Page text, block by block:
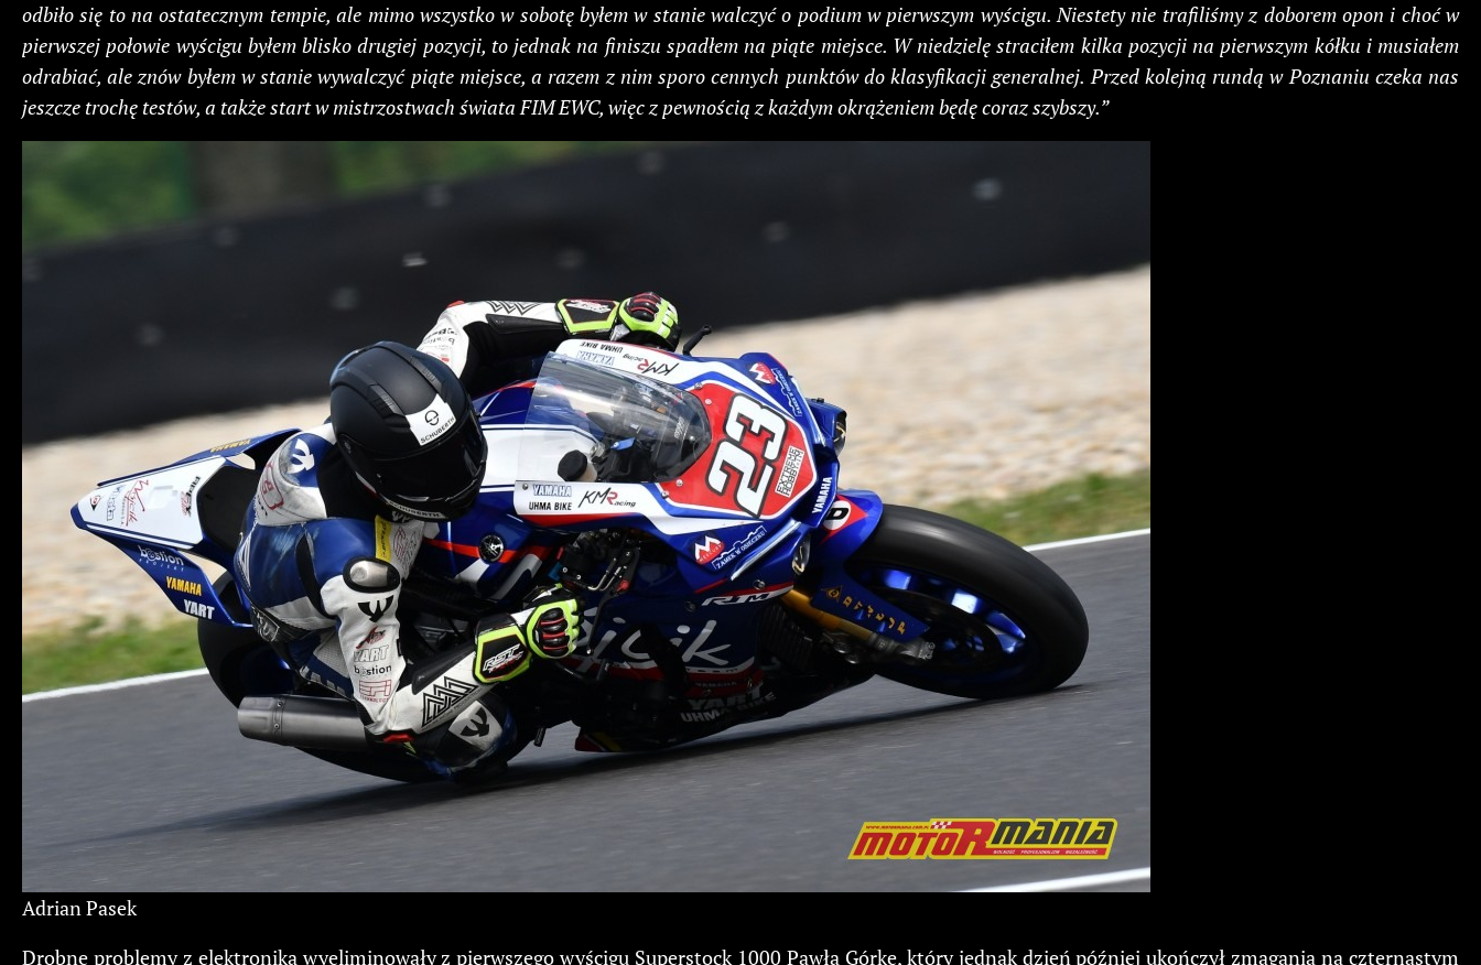
odbiło się to na ostatecznym tempie, ale mimo wszystko w sobotę byłem w stanie walczyć o podium w pierwszym wyścigu. Niestety nie trafiliśmy z doborem opon i choć w
pierwszej połowie wyścigu byłem blisko drugiej pozycji, to jednak na finiszu spadłem na piąte miejsce. W niedzielę straciłem kilka pozycji na pierwszym kółku i musiałem
odrabiać, ale znów byłem w stanie wywalczyć piąte miejsce, a razem z nim sporo cennych punktów do klasyfikacji generalnej. Przed kolejną rundą w Poznaniu czeka nas
jeszcze trochę testów, a także start w mistrzostwach świata FIM EWC, więc z pewnością z każdym okrążeniem będę coraz szybszy.”
Adrian Pasek
Drobne problemy z elektroniką wyeliminowały z pierwszego wyścigu Superstock 1000 Pawła Górkę, który jednak dzień później ukończył zmagania na czternastym